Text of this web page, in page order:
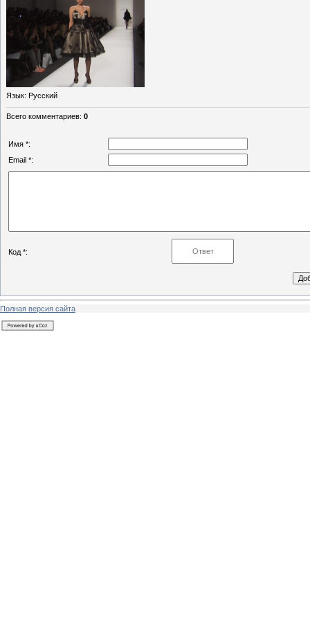
Язык: Русский
Всего комментариев: 0
Имя *:
Email *:
Код *:
Полная версия сайта